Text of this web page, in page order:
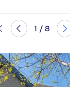
1 / 8